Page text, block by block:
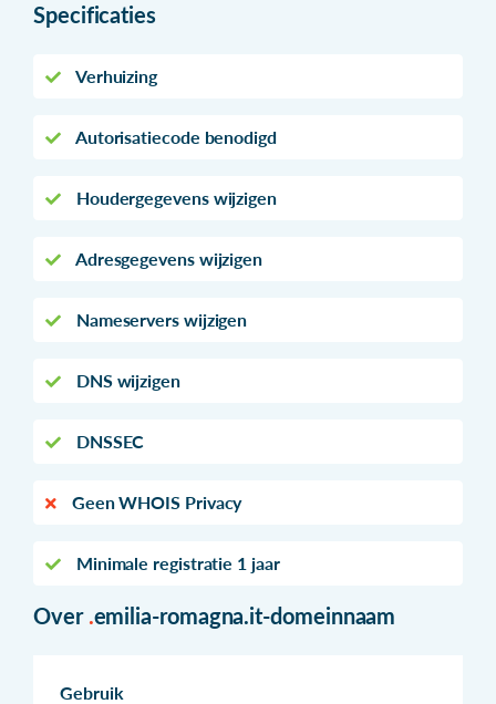
Specificaties
Verhuizing
Autorisatiecode benodigd
Houdergegevens wijzigen
Adresgegevens wijzigen
Nameservers wijzigen
DNS wijzigen
DNSSEC
Geen WHOIS Privacy
Minimale registratie 1 jaar
Over .emilia-romagna.it-domeinnaam
Gebruik